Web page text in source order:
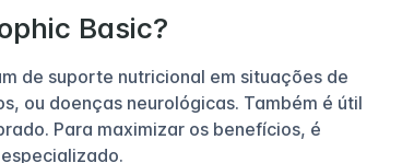
Basic?
de suporte nutricional em situações de
ou doenças neurológicas. Também é útil
Para maximizar os benefícios, é